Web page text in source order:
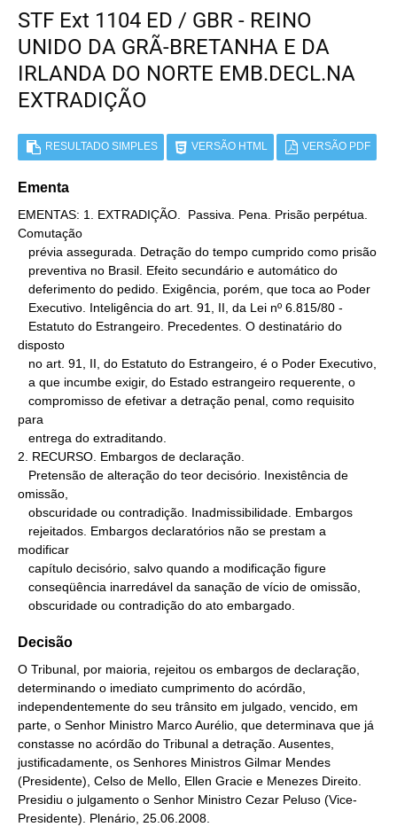
STF Ext 1104 ED / GBR - REINO
UNIDO DA GRÃ-BRETANHA E DA
IRLANDA DO NORTE EMB.DECL.NA
EXTRADIÇÃO
RESULTADO SIMPLES VERSÃO HTML VERSÃO PDF
Ementa
EMENTAS: 1. EXTRADIÇÃO.  Passiva. Pena. Prisão perpétua.
Comutação
disposto
para
2. RECURSO. Embargos de declaração.
omissão,
modificar
   obscuridade ou contradição do ato embargado.
Decisão
O Tribunal, por maioria, rejeitou os embargos de declaração,
determinando o imediato cumprimento do acórdão,
independentemente do seu trânsito em julgado, vencido, em
parte, o Senhor Ministro Marco Aurélio, que determinava que já
constasse no acórdão do Tribunal a detração. Ausentes,
justificadamente, os Senhores Ministros Gilmar Mendes
(Presidente), Celso de Mello, Ellen Gracie e Menezes Direito.
Presidiu o julgamento o Senhor Ministro Cezar Peluso (Vice-
Presidente). Plenário, 25.06.2008.